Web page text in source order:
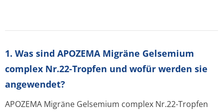
1. Was sind APOZEMA Migräne Gelsemium
complex Nr.22-Tropfen und wofür werden sie
angewendet?
APOZEMA Migräne Gelsemium complex Nr.22-Tropfen